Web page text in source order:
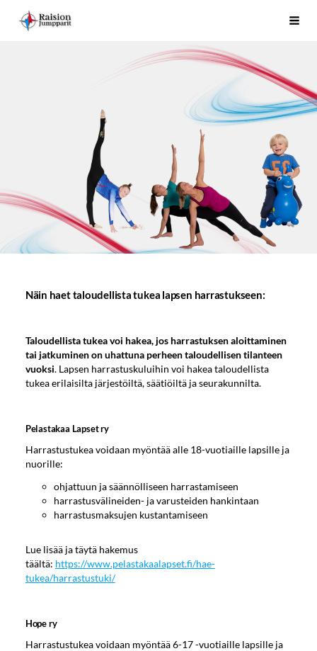
Siirry
sivun
Raision Jumpparit - Koko perheen liikuttaja Raisiossa
Näin haet taloudellista tukea lapsen harrastukseen:
Taloudellista tukea voi hakea, jos harrastuksen aloittaminen
tai jatkuminen on uhattuna perheen taloudellisen tilanteen
vuoksi. Lapsen harrastuskuluihin voi hakea taloudellista
tukea erilaisilta järjestöiltä, säätiöiltä ja seurakunnilta.
Pelastakaa Lapset ry
Harrastustukea voidaan myöntää alle 18-vuotiaille lapsille ja
nuorille:
ohjattuun ja säännölliseen harrastamiseen
harrastusvälineiden- ja varusteiden hankintaan
harrastusmaksujen kustantamiseen
Lue lisää ja täytä hakemus
täältä: https://www.pelastakaalapset.fi/hae-
tukea/harrastustuki/
Hope ry
Harrastustukea voidaan myöntää 6-17 -vuotiaille lapsille ja